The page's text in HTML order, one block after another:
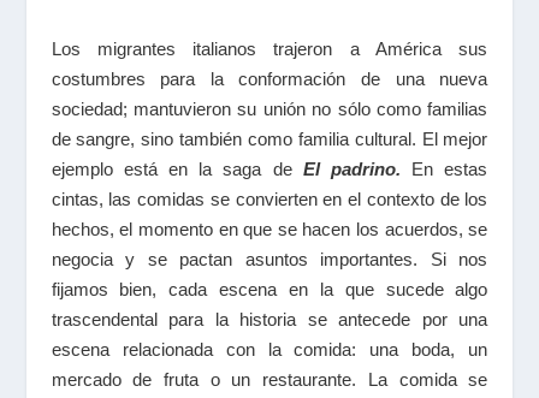
Los migrantes italianos trajeron a América sus
costumbres para la conformación de una nueva
sociedad; mantuvieron su unión no sólo como familias
de sangre, sino también como familia cultural. El mejor
ejemplo está en la saga de El padrino. En estas
cintas, las comidas se convierten en el contexto de los
hechos, el momento en que se hacen los acuerdos, se
negocia y se pactan asuntos importantes. Si nos
fijamos bien, cada escena en la que sucede algo
trascendental para la historia se antecede por una
escena relacionada con la comida: una boda, un
mercado de fruta o un restaurante. La comida se